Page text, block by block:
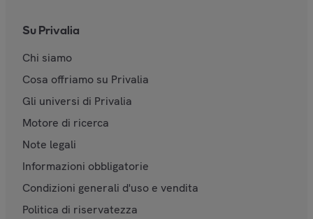
Su Privalia
Chi siamo
Cosa offriamo su Privalia
Gli universi di Privalia
Motore di ricerca
Note legali
Informazioni obbligatorie
Condizioni generali d'uso e vendita
Politica di riservatezza